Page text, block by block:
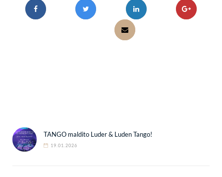
TANGO maldito Luder & Luden Tango!
19.01.2026